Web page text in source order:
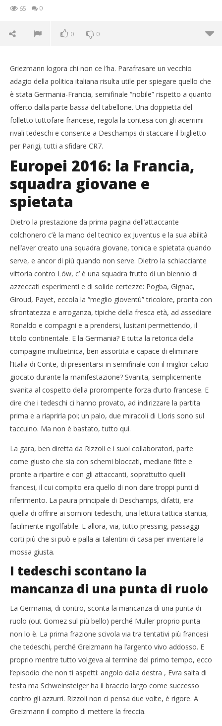
65 0
0 0
NOW VIEWING
Europei 2016: la Francia batte la Germania e arriva
in finale
08/07/2016
letizia
Griezmann logora chi non ce l’ha. Parafrasare un vecchio
adagio della politica italiana risulta utile per spiegare quello che
è stata Germania-Francia, semifinale “nobile” rispetto a quanto
offerto dalla parte bassa del tabellone. Una doppietta del
folletto tuttofare francese, regola la contesa con gli acerrimi
rivali tedeschi e consente a Deschamps di staccare il biglietto
per Parigi, tutti a sfidare CR7.
Europei 2016: la Francia,
squadra giovane e
spietata
Dietro la prestazione da prima pagina dell’attaccante
colchonero c’è la mano del tecnico ex Juventus e la sua abilità
nell’aver creato una squadra giovane, tonica e spietata quando
serve, e ancor di più quando non serve. Dietro la schiacciante
vittoria contro Löw, c’ è una squadra frutto di un biennio di
azzeccati esperimenti e di solide certezze: Pogba, Gignac,
Giroud, Payet, eccola la “meglio gioventù” tricolore, pronta con
sfrontatezza e arroganza, tipiche della fresca età, ad assediare
Ronaldo e compagni e a prendersi, lusitani permettendo, il
titolo continentale. E la Germania? E tutta la retorica della
compagine multietnica, ben assortita e capace di eliminare
l’Italia di Conte, di presentarsi in semifinale con il miglior calcio
giocato durante la manifestazione? Svanita, semplicemente
svanita al cospetto della prorompente forza d’urto francese. E
dire che i tedeschi ci hanno provato, ad indirizzare la partita
prima e a riaprirla poi; un palo, due miracoli di Lloris sono sul
taccuino. Ma non è bastato, tutto qui.
La gara, ben diretta da Rizzoli e i suoi collaboratori, parte
come giusto che sia con schemi bloccati, mediane fitte e
pronte a ripartire e con gli attaccanti, soprattutto quelli
francesi, il cui compito era quello di non dare troppi punti di
riferimento. La paura principale di Deschamps, difatti, era
quella di offrire ai sornioni tedeschi, una lettura tattica stantia,
facilmente ingolfabile. E allora, via, tutto pressing, passaggi
corti più che si può e palla ai talentini di casa per inventare la
mossa giusta.
I tedeschi scontano la
mancanza di una punta di ruolo
La Germania, di contro, sconta la mancanza di una punta di
ruolo (out Gomez sul più bello) perché Muller proprio punta
non lo è. La prima frazione scivola via tra tentativi più francesi
che tedeschi, perché Greizmann ha l’argento vivo addosso. E
proprio mentre tutto volgeva al termine del primo tempo, ecco
l’episodio che non ti aspetti: angolo dalla destra , Evra salta di
testa ma Schweinsteiger ha il braccio largo come successo
contro gli azzurri. Rizzoli non ci pensa due volte, è rigore. A
Greizmann il compito di mettere la freccia.